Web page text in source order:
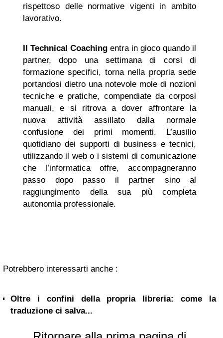
rispettoso delle normative vigenti in ambito
lavorativo.
Il Technical Coaching entra in gioco quando il
partner, dopo una settimana di corsi di
formazione specifici, torna nella propria sede
portandosi dietro una notevole mole di nozioni
tecniche e pratiche, compendiate da corposi
manuali, e si ritrova a dover affrontare la
nuova attività assillato dalla normale
confusione dei primi momenti. L’ausilio
quotidiano dei supporti di business e tecnici,
utilizzando il web o i sistemi di comunicazione
che l’informatica offre, accompagneranno
passo dopo passo il partner sino al
raggiungimento della sua più completa
autonomia professionale.
Potrebbero interessarti anche :
Oltre i confini della propria libreria: come la
traduzione ci salva...